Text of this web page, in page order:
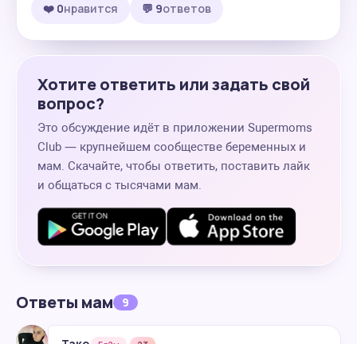
❤️ 0нравится 💬 9ответов
Хотите ответить или задать свой
вопрос?
Это обсуждение идёт в приложении Supermoms
Club — крупнейшем сообществе беременных и
мам. Скачайте, чтобы ответить, поставить лайк
и общаться с тысячами мам.
Ответы мам 9